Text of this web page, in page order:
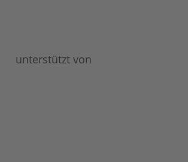
unterstützt von